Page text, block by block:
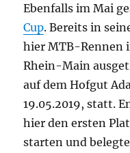
Ebenfalls im Mai
Cup. Bereits in
hier MTB-Rennen
Rhein-Main
auf dem Hofgut
19.05.2019, statt.
hier den ersten
starten und